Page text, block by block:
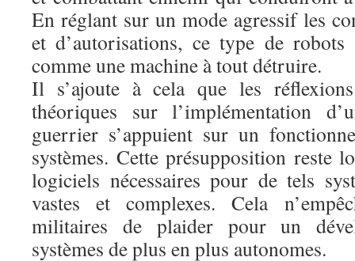
En réglant sur un mode agressif les
et d’autorisations, ce type de
comme une machine à tout détruire.
Il s’ajoute à cela que les
théoriques sur l’implémentation
guerrier s’appuient sur un
systèmes. Cette présupposition reste
logiciels nécessaires pour de tels
vastes et complexes. Cela
militaires de plaider pour un
systèmes de plus en plus autonomes.